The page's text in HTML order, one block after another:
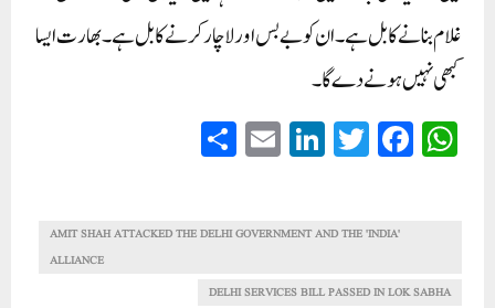
غلام بنانے کا بل ہے۔ ان کو بے بس اور لاچار کرنے کا بل ہے۔ بھارت ایسا
کبھی نہیں ہونے دے گا۔
W
ha
A
pp
Fa
ce
ok
T
wi
r
Li
nk
In
E
m
AMIT SHAH ATTACKED THE DELHI GOVERNMENT AND THE 'INDIA'
ALLIANCE
DELHI SERVICES BILL PASSED IN LOK SABHA